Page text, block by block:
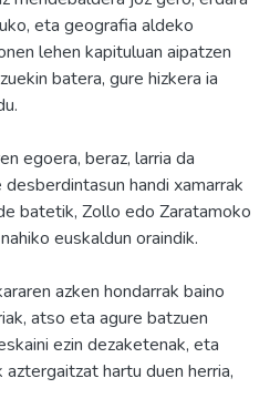
eta geografia aldeko
lehen kapituluan aipatzen
batera, gure hizkera ia
egoera, beraz, larria da
handi xamarrak
batetik, Zollo edo Zaratamoko
euskaldun oraindik.
azken hondarrak baino
atso eta agure batzuen
ezin dezaketenak, eta
hartu duen herria,